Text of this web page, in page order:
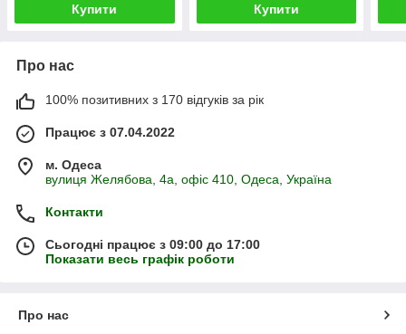
Купити Купити
Про нас
100% позитивних з 170 відгуків за рік
Працює з 07.04.2022
м. Одеса
вулиця Желябова, 4а, офіс 410, Одеса, Україна
Контакти
Сьогодні працює з 09:00 до 17:00
Показати весь графік роботи
Про нас